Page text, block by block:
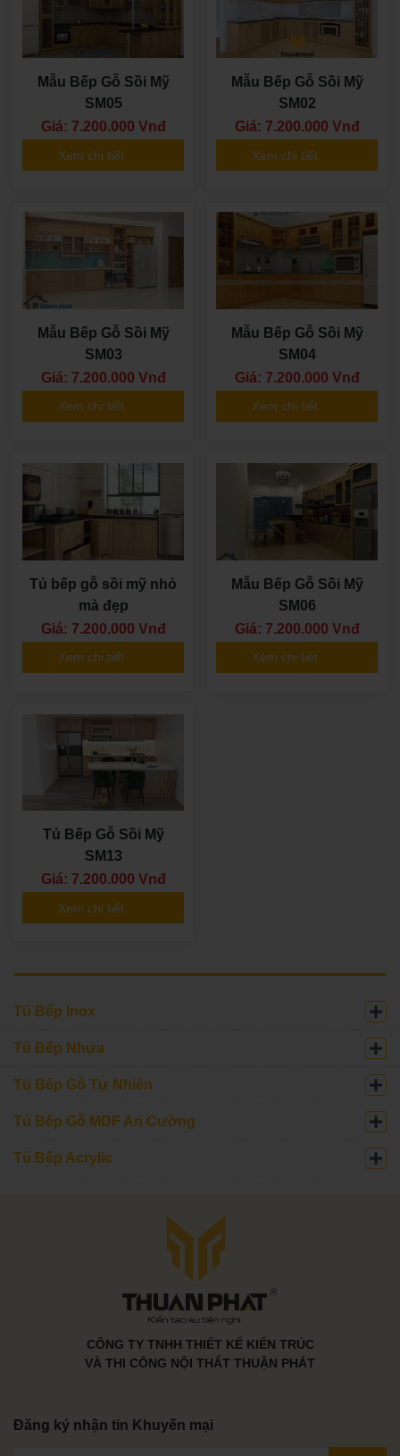
Mẫu Bếp Gỗ Sồi Mỹ
SM05
Giá: 7.200.000 Vnđ
Xem chi tiết
Mẫu Bếp Gỗ Sồi Mỹ
SM02
Giá: 7.200.000 Vnđ
Xem chi tiết
Mẫu Bếp Gỗ Sồi Mỹ
SM03
Giá: 7.200.000 Vnđ
Xem chi tiết
Mẫu Bếp Gỗ Sồi Mỹ
SM04
Giá: 7.200.000 Vnđ
Xem chi tiết
Tủ bếp gỗ sồi mỹ nhỏ
mà đẹp
Giá: 7.200.000 Vnđ
Xem chi tiết
Mẫu Bếp Gỗ Sồi Mỹ
SM06
Giá: 7.200.000 Vnđ
Xem chi tiết
Tủ Bếp Gỗ Sồi Mỹ
SM13
Giá: 7.200.000 Vnđ
Xem chi tiết
Tủ Bếp Inox
Tủ Bếp Nhựa
Tủ Bếp Gỗ Tự Nhiên
Tủ Bếp Gỗ MDF An Cường
Tủ Bếp Acrylic
CÔNG TY TNHH THIẾT KẾ KIẾN TRÚC
VÀ THI CÔNG NỘI THẤT THUẬN PHÁT
Đăng ký nhận tin Khuyến mại